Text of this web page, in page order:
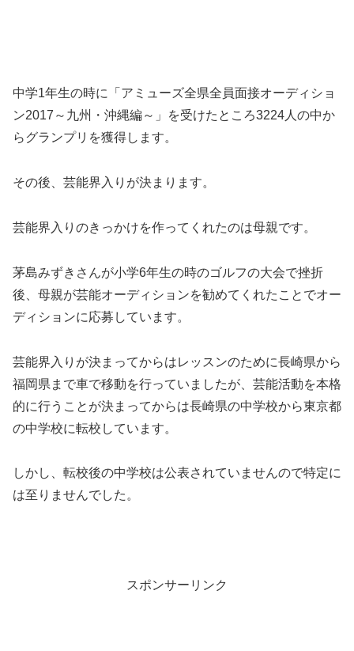
中学1年生の時に「アミューズ全県全員面接オーディショ
ン2017～九州・沖縄編～」を受けたところ3224人の中か
らグランプリを獲得します。
その後、芸能界入りが決まります。
芸能界入りのきっかけを作ってくれたのは母親です。
茅島みずきさんが小学6年生の時のゴルフの大会で挫折
後、母親が芸能オーディションを勧めてくれたことでオー
ディションに応募しています。
芸能界入りが決まってからはレッスンのために長崎県から
福岡県まで車で移動を行っていましたが、芸能活動を本格
的に行うことが決まってからは長崎県の中学校から東京都
の中学校に転校しています。
しかし、転校後の中学校は公表されていませんので特定に
は至りませんでした。
スポンサーリンク